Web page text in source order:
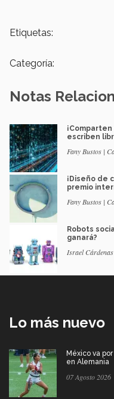
Etiquetas:
Categoría:
Notas
escriben
Fany Bustos |
¡Diseño de
premio
Fany Bustos |
Robots
ganará?
Israel
Lo más nuevo
México va
en Alemania
07 Agosto 2026